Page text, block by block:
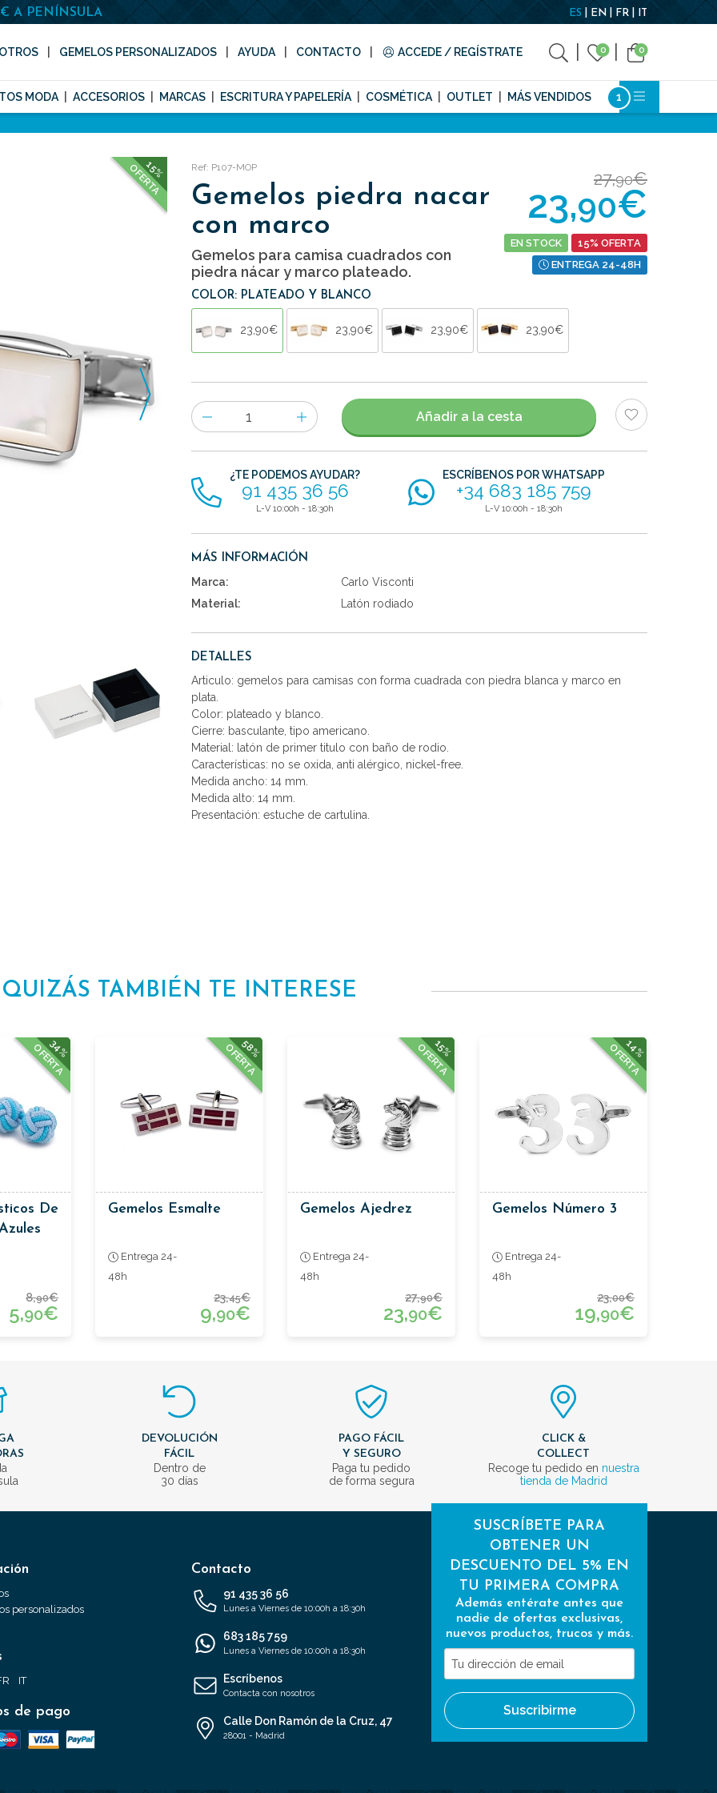
A PENÍNSULA ES EN FR IT
GEMELOS PERSONALIZADOS AYUDA CONTACTO ACCEDE / REGÍSTRATE 0 0
MODA ACCESORIOS MARCAS ESCRITURA Y PAPELERÍA COSMÉTICA OUTLET MÁS VENDIDOS
15%
OFERTA Ref: P107-MOP
Gemelos piedra nacar
con marco
Gemelos para camisa cuadrados con
piedra nácar y marco plateado.
27,90€
23,90€
EN STOCK
15% OFERTA
ENTREGA 24-48H
COLOR: PLATEADO Y BLANCO
23,90€ 23,90€ 23,90€ 23,90€
Número
de
artículos
Añadir a la cesta
¿TE PODEMOS AYUDAR?
91 435 36 56
L-V 10:00h - 18:30h
ESCRÍBENOS POR WHATSAPP
+34 683 185 759
L-V 10:00h - 18:30h
MÁS INFORMACIÓN
Marca:
Carlo Visconti
Material:
Latón rodiado
DETALLES
Articulo: gemelos para camisas con forma cuadrada con piedra blanca y marco en
plata.
Color: plateado y blanco.
Cierre: basculante, tipo americano.
Material: latón de primer titulo con baño de rodio.
Características: no se oxida, anti alérgico, nickel-free.
Medida ancho: 14 mm.
Medida alto: 14 mm.
Presentación: estuche de cartulina.
QUIZÁS TAMBIÉN TE INTERESE
34%
OFERTA
De
8,90€
5,90€
58%
OFERTA
Gemelos Esmalte
Entrega 24-
48h
23,45€
9,90€
15%
OFERTA
Gemelos Ajedrez
Entrega 24-
48h
27,90€
23,90€
14%
OFERTA
Gemelos Número 3
Entrega 24-
48h
23,00€
19,90€
DEVOLUCIÓN
FÁCIL
Dentro de
30 días
PAGO FÁCIL
Y SEGURO
Paga tu pedido
de forma segura
CLICK &
COLLECT
Recoge tu pedido en nuestra
tienda de Madrid
personalizados
IT
de pago
Contacto
91 435 36 56
Lunes a Viernes de 10:00h a 18:30h
683 185 759
Lunes a Viernes de 10:00h a 18:30h
Escríbenos
Contacta con nosotros
Calle Don Ramón de la Cruz, 47
28001 - Madrid
SUSCRÍBETE PARA
OBTENER UN
DESCUENTO DEL 5% EN
TU PRIMERA COMPRA
Además entérate antes que
nadie de ofertas exclusivas,
nuevos productos, trucos y más.
Tu
dirección
de
email
Suscribirme